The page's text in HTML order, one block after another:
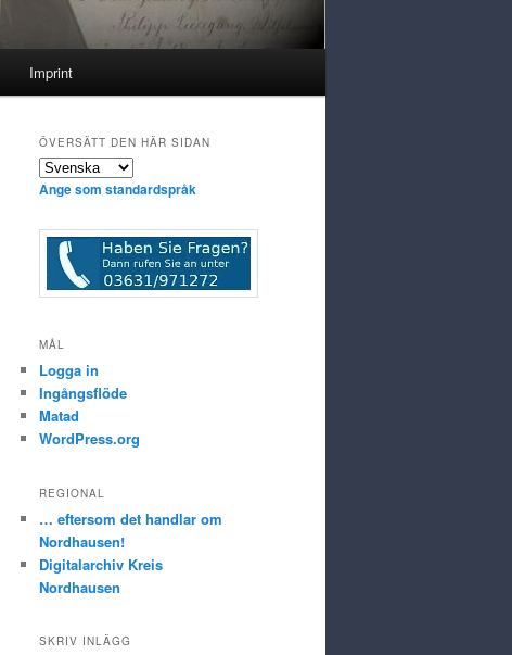
Imprint
ÖVERSÄTT DEN HÄR SIDAN
Ange som standardspråk
MÅL
Logga in
Ingångsflöde
Matad
WordPress.org
REGIONAL
… eftersom det handlar om
Nordhausen!
Digitalarchiv Kreis
Nordhausen
SKRIV INLÄGG